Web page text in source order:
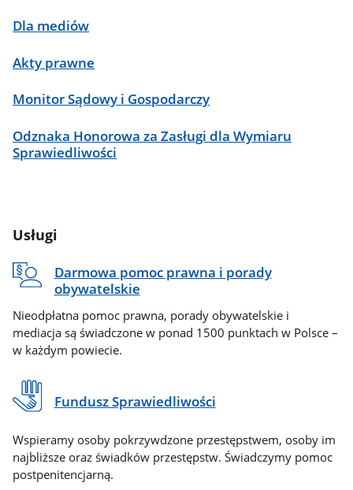
Dla mediów
Akty prawne
Monitor Sądowy i Gospodarczy
Odznaka Honorowa za Zasługi dla Wymiaru
Sprawiedliwości
Usługi
Darmowa pomoc prawna i porady
obywatelskie
Nieodpłatna pomoc prawna, porady obywatelskie i
mediacja są świadczone w ponad 1500 punktach w Polsce –
w każdym powiecie.
Fundusz Sprawiedliwości
Wspieramy osoby pokrzywdzone przestępstwem, osoby im
najbliższe oraz świadków przestępstw. Świadczymy pomoc
postpenitencjarną.